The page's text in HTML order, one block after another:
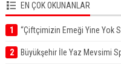
EN ÇOK OKUNANLAR
1 “Çiftçimizin Emeği Yine Yok
2 Büyükşehir İle Yaz Mevsimi